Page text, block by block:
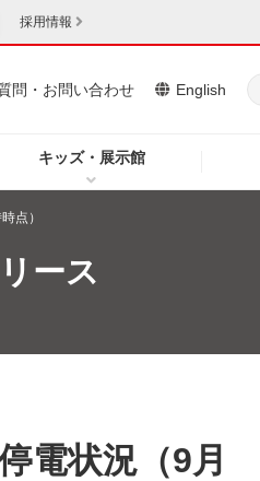
キッズ・展示館
問・お問い合わせ English
安定供給
企業情報
法人のお客さま
採用情報
点）
ース
電状況（9月